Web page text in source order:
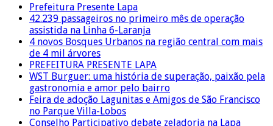
Prefeitura Presente Lapa
42.239 passageiros no primeiro mês de operação
assistida na Linha 6-Laranja
4 novos Bosques Urbanos na região central com mais
de 4 mil árvores
PREFEITURA PRESENTE LAPA
WST Burguer: uma história de superação, paixão pela
gastronomia e amor pelo bairro
Feira de adoção Lagunitas e Amigos de São Francisco
no Parque Villa-Lobos
Conselho Participativo debate zeladoria na Lapa